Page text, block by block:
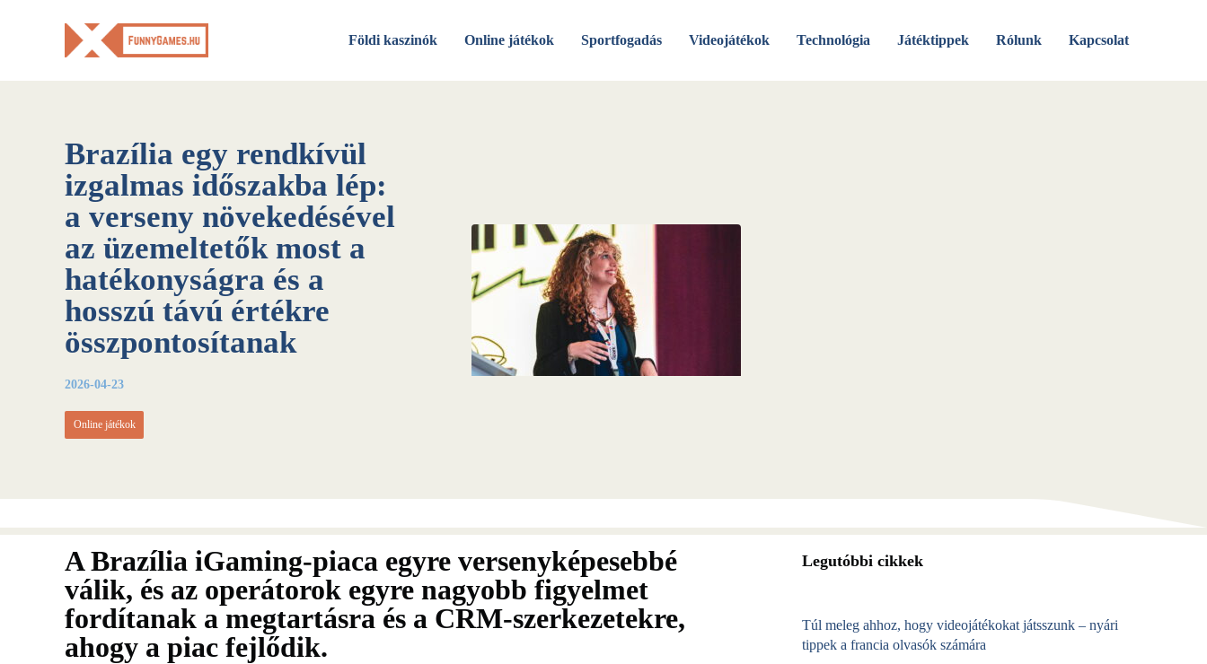
Földi kaszinók Online játékok Sportfogadás Videojátékok Technológia Játéktippek Rólunk Kapcsolat
Brazília egy rendkívül
izgalmas időszakba lép:
a verseny növekedésével
az üzemeltetők most a
hatékonyságra és a
hosszú távú értékre
összpontosítanak
2026-04-23
Online játékok
A Brazília iGaming-piaca egyre versenyképesebbé
válik, és az operátorok egyre nagyobb figyelmet
fordítanak a megtartásra és a CRM-szerkezetekre,
ahogy a piac fejlődik.
Legutóbbi cikkek
Túl meleg ahhoz, hogy videojátékokat játsszunk – nyári
tippek a francia olvasók számára